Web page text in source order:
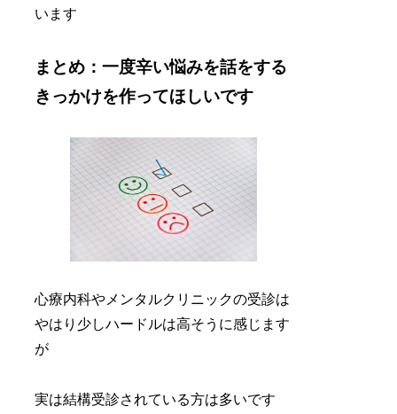
います
まとめ：一度辛い悩みを話をする
きっかけを作ってほしいです
心療内科やメンタルクリニックの受診は
やはり少しハードルは高そうに感じます
が
実は結構受診されている方は多いです